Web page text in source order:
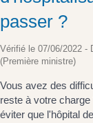
passer ?
Vérifié le 07/06/2022 -
(Première ministre)
Vous avez des
reste à votre
éviter que l'hôpital